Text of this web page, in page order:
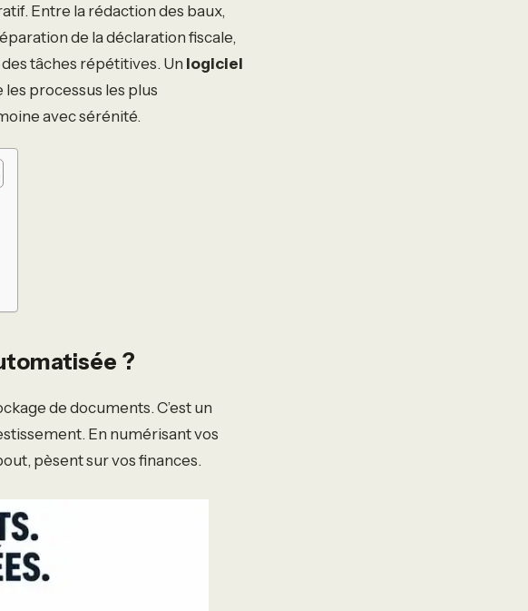
Entre la rédaction des baux,
de la déclaration fiscale,
tâches répétitives. Un logiciel
processus les plus
avec sérénité.
?
de documents. C’est un
En numérisant vos
pèsent sur vos finances.